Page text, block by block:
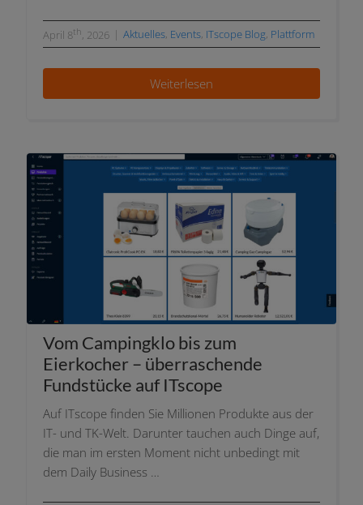
April 8th, 2026 | Aktuelles, Events, ITscope Blog, Plattform
Weiterlesen
Vom Campingklo bis zum
Eierkocher – über­ra­schen­de
Fundstücke auf ITscope
Auf ITscope fin­den Sie Millionen Produkte aus der
IT- und TK-Welt. Darunter tau­chen auch Dinge auf,
die man im ers­ten Moment nicht unbe­dingt mit
dem Daily Business …